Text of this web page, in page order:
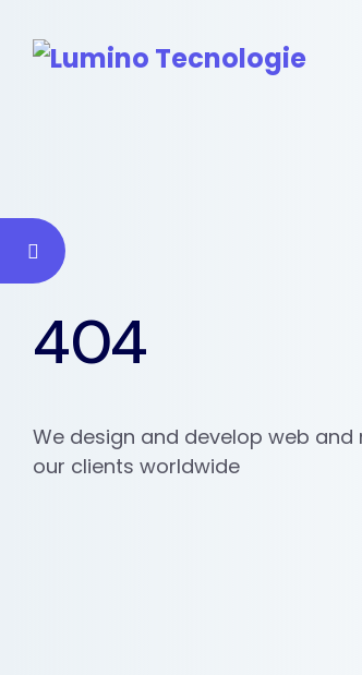
404
We design and develop web
our clients worldwide